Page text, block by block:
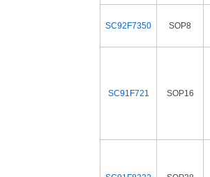
SC92F7350 SOP8
SC91F721 SOP16